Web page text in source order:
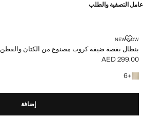
عامل التصفية والطلب
NEW NOW
بنطال بقصة ضيقة كروب مصنوع من الكتان والقطن
بنطال بقصة ضيقة كروب مصنوع من الكتان والقطن
السعر الحالي [AED 299.00 ]
AED 299.00
+
6+6 المزيد من الألوان
إضافة